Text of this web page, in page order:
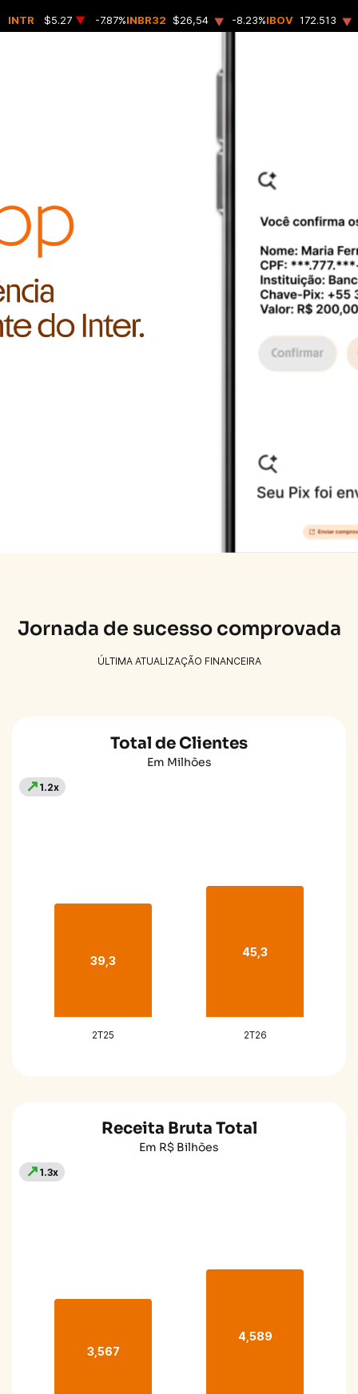
INTR $5.27 ▼ -7.87%INBR32 $26,54 ▲ -8.23%IBOV 172.513 ▲
Resultados
SEC
Estatutos e
Site
Institucional
Jornada de sucesso comprovada
ÚLTIMA ATUALIZAÇÃO FINANCEIRA
Total de Clientes
Em Milhões
39,3
45,3
2T25 2T26
↗ 1.2x
Receita Bruta Total
Em R$ Bilhões
3,567
4,589
↗ 1.3x